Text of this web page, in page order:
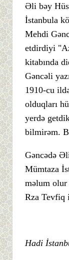
Əli bəy
İstanbula
Mehdi
etdirdiyi
kitabında
Gəncəli
1910-cu
olduqları
yerdə
bilmirəm.
Gəncədə
Mümtaza
məlum olur
Rza Tevfiq
Hadi